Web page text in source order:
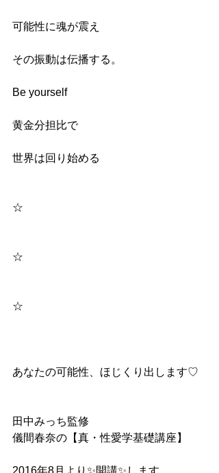
可能性に魂が震え
その振動は伝播する。
Be yourself
黄金分担比で
世界は回り始める
☆
☆
☆
あなたの可能性、ほじくり出します♡
田中みっち監修
儀間春奈の【真・性愛学基礎講座】
2016年8月より✨開講✨します